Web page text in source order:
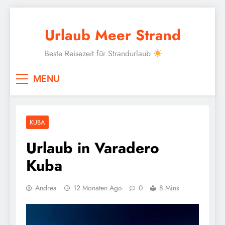
Urlaub Meer Strand
Beste Reisezeit für Strandurlaub
MENU
KUBA
Urlaub in Varadero
Kuba
Andrea 12 Monaten Ago 0 8 Mins